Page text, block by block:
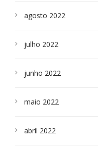
agosto 2022
julho 2022
junho 2022
maio 2022
abril 2022